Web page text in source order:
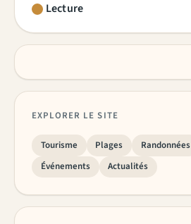
Lecture
EXPLORER LE SITE
Tourisme Plages Randonnées
Événements
Actualités